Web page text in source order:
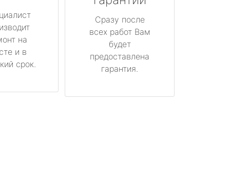
на
и в
срок.
Сразу после
всех работ Вам
будет
предоставлена
гарантия.